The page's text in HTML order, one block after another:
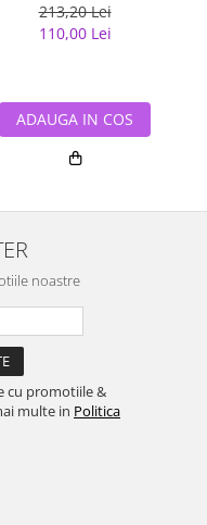
213,20 Lei
110,00 Lei
ADAUGA IN COS
noastre
cu promotiile &
multe in Politica